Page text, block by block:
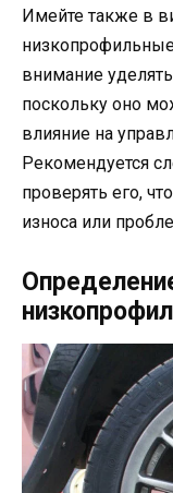
Имейте также в
внимание
поскольку оно
влияние на
Рекомендуется
проверять его,
износа или